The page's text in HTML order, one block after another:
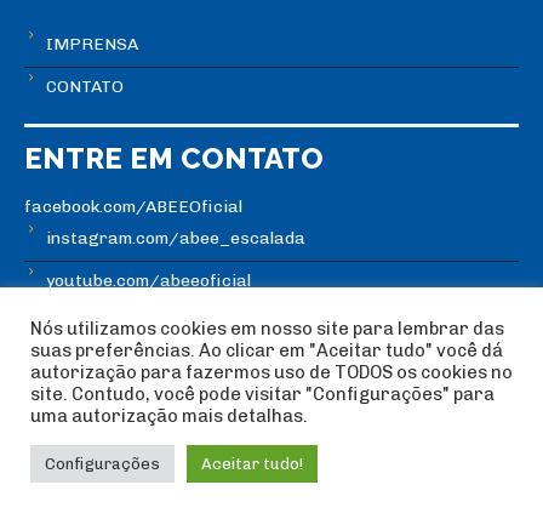
IMPRENSA
CONTATO
ENTRE EM CONTATO
facebook.com/ABEEOficial
instagram.com/abee_escalada
youtube.com/abeeoficial
Rua Pascal, Nº 1353 - Bairro Campo Belo | São Paulo -SP
Telefone: (11) 3881-8180
Horário de atendimento: Seg. à Sex., das 10hs às 18hs
Nós utilizamos cookies em nosso site para lembrar das
suas preferências. Ao clicar em "Aceitar tudo" você dá
autorização para fazermos uso de TODOS os cookies no
site. Contudo, você pode visitar "Configurações" para
uma autorização mais detalhas.
Configurações Aceitar tudo!